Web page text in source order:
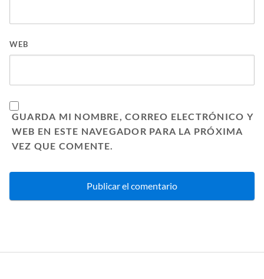
WEB
GUARDA MI NOMBRE, CORREO ELECTRÓNICO Y
WEB EN ESTE NAVEGADOR PARA LA PRÓXIMA
VEZ QUE COMENTE.